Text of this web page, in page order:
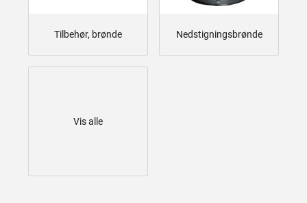
Tilbehør, brønde Nedstigningsbrønde
Vis alle